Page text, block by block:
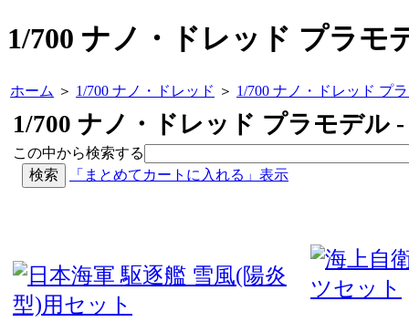
1/700 ナノ・ドレッド プラモ
ホーム ＞ 1/700 ナノ・ドレッド ＞ 1/700 ナノ・ドレッド プ
1/700 ナノ・ドレッド プラモデル
この中から検索する
「まとめてカートに入れる」表示